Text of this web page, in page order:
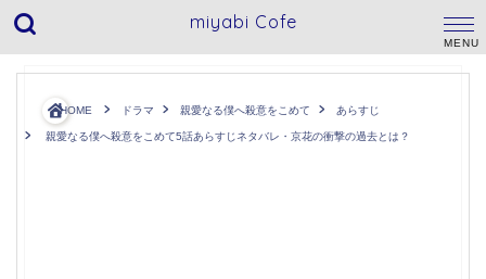
miyabi Cofe
HOME ドラマ 親愛なる僕へ殺意をこめて あらすじ
親愛なる僕へ殺意をこめて5話あらすじネタバレ・京花の衝撃の過去とは？